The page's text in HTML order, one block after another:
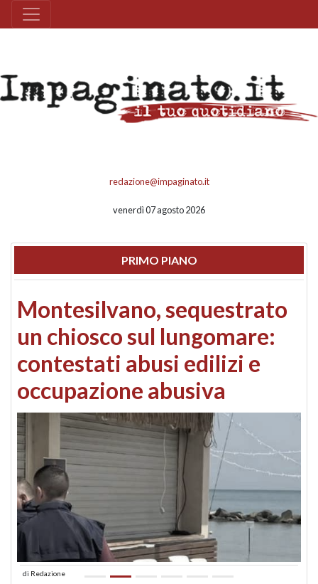
redazione@impaginato.it
venerdì 07 agosto 2026
PRIMO PIANO
Montesilvano, sequestrato
un chiosco sul lungomare:
contestati abusi edilizi e
occupazione abusiva
di Redazione